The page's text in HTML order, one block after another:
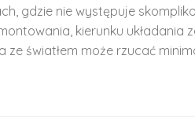
gdzie nie występuje
kierunku układania
ze światłem może rzucać